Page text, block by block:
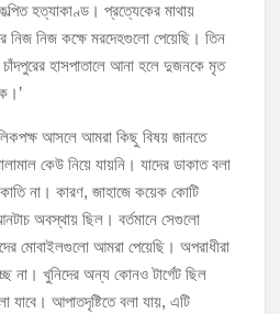
হত্যাকাণ্ড। প্রত্যেকের মাথায়
নিজ নিজ কক্ষে মরদেহগুলো পেয়েছি। তিন
হাসপাতালে আনা হলে দুজনকে মৃত
আসলে আমরা কিছু বিষয় জানতে
কেউ নিয়ে যায়নি। যাদের ডাকাত বলা
না। কারণ, জাহাজে কয়েক কোটি
অবস্থায় ছিল। বর্তমানে সেগুলো
মোবাইলগুলো আমরা পেয়েছি। অপরাধীরা
না। খুনিদের অন্য কোনও টার্গেট ছিল
যাবে। আপাতদৃষ্টিতে বলা যায়, এটি